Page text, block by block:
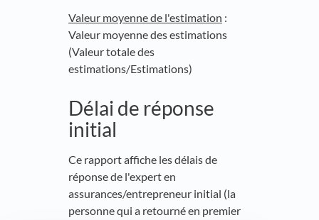
Valeur moyenne de l'estimation :
Valeur moyenne des estimations
(Valeur totale des
estimations/Estimations)
Délai de réponse
initial
Ce rapport affiche les délais de
réponse de l'expert en
assurances/entrepreneur initial (la
personne qui a retourné en premier